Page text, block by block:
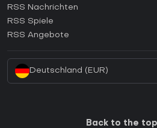
Wie aktiviert man einen Ubisoft
Wie aktiviert man einen EA App CD
RSS Nachrichten
RSS Spiele
RSS Angebote
Deutschland (EUR)
Back to the top